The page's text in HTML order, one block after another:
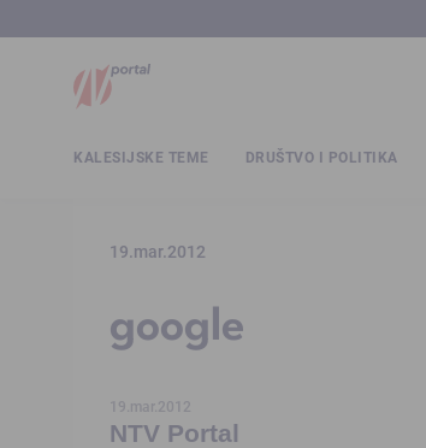
KALESIJSKE TEME DRUŠTVO I POLITIKA
19.mar.2012
google
19.mar.2012
NTV Portal